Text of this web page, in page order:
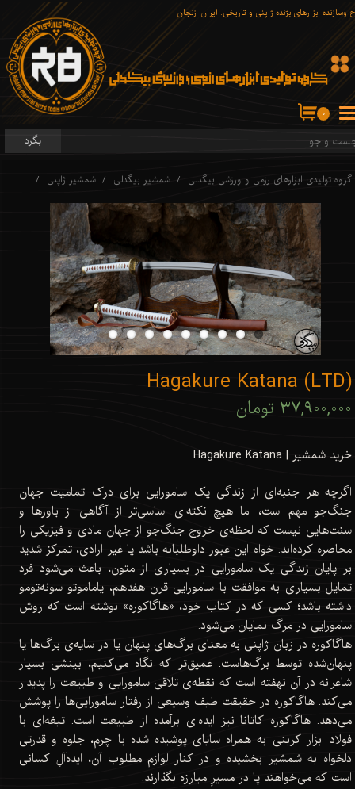
وسازنده ابزارهای برّنده ژاپنی و تاریخی. ایران- زنجان
۰
بگرد
گروه تولیدی ابزارهای رزمی و ورزشی بیگدلی شمشیر بیگدلی شمشیر ژاپنی
Hagakure Katana (LTD)
۳۷,۹۰۰,۰۰۰ تومان
خرید شمشیر | Hagakure Katana
اگرچه هر جنبه‌ای از زندگی یک سامورایی برای درک تمامیت جهان
جنگ‌جو مهم است، اما هیچ نکته‌ای اساسی‌تر از آگاهی از باورها و
سنت‌هایی نیست که لحظه‌ی خروج جنگ‌جو از جهان مادی و فیزیکی را
محاصره کرده‌اند. خواه این عبور داوطلبانه باشد یا غیر ارادی، تمرکز شدید
بر پایان زندگی یک سامورایی در بسیاری از متون، باعث می‌شود فرد
تمایل بسیاری به موافقت با سامورایی قرن هفدهم، یاماموتو سونه‌تومو
داشته باشد؛ کسی که در کتاب خود، «هاگاکوره» نوشته است که روش
سامورایی در مرگ نمایان می‌شود.
هاگاکوره در زبان ژاپنی به معنای برگ‌های پنهان یا در سایه‌ی برگ‌ها یا
پنهان‌شده توسط برگ‌هاست. عمیق‌تر که نگاه می‌کنیم، بینشی بسیار
شاعرانه در آن نهفته است که نقطه‌ی تلاقی سامورایی و طبیعت را پدیدار
می‌کند. هاگاکوره در حقیقت طیف وسیعی از رفتار سامورایی‌ها را پوشش
می‌دهد. هاگاکوره کاتانا نیز ایده‌ای برآمده از طبیعت است. تیغه‌ای با
فولاد ابزار کربنی به همراه سایای پوشیده شده با چرم، جلوه و قدرتی
دلخواه به شمشیر بخشیده و در کنار لوازم مطلوب آن، ایده‌آلِ کسانی
است که می‌خواهند پا در مسیرِ مبارزه بگذارند.